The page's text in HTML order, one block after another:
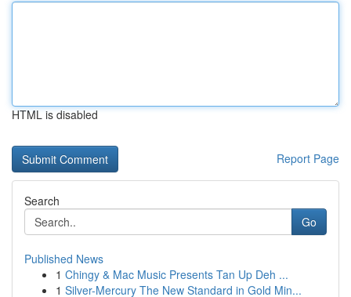
HTML is disabled
Report Page
Search
Go
Published News
1 Chingy & Mac Music Presents Tan Up Deh ...
1 Silver-Mercury The New Standard in Gold Min...